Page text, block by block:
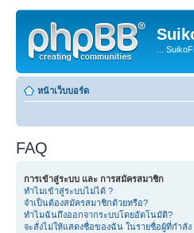
...
หน้าเว็บบอร์ด
FAQ
การเข้าสู่ระบบ และ การสมัครสมาชิก
ทำไมเข้าสู่ระบบไม่ได้ ?
จำเป็นต้องสมัครสมาชิกด้วยหรือ?
ทำไมฉันถึงออกจากระบบโดยอัตโนมัติ?
จะสั่งไม่ให้แสดงชื่อของฉัน ในรายชื่อผู้ที่กำลัง